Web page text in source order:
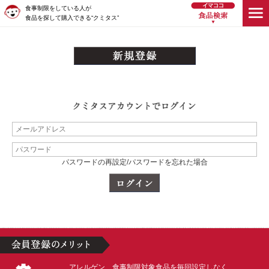
食事制限をしている人が
食品を探して購入できる“クミタス”
パスワードの再設定/パスワードを忘れた場合
アレルゲン、食事制限対象食品を毎回設定しなく